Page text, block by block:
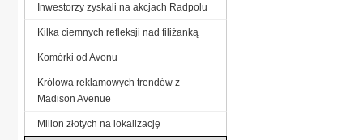
Inwestorzy zyskali na akcjach Radpolu
Kilka ciemnych refleksji nad filiżanką
Komórki od Avonu
Królowa reklamowych trendów z
Madison Avenue
Milion złotych na lokalizację